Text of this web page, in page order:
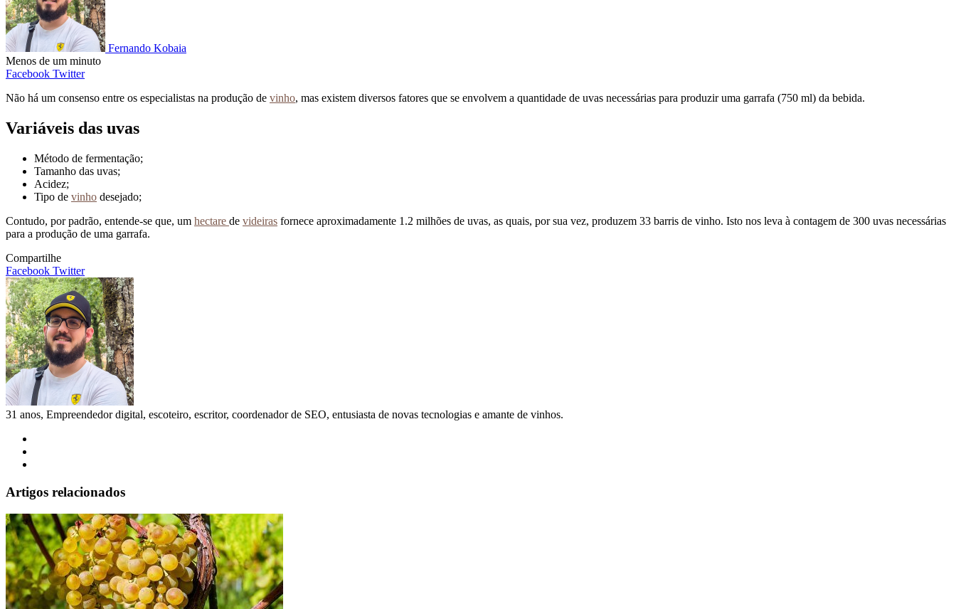
Fernando Kobaia
Menos de um minuto
Facebook TwitterPinterest
WhatsApp
Compartilhe
email
Não há um consenso entre os especialistas na produção de vinho, mas existem diversos fatores que se envolvem a quantidade de uvas necessárias para produzir uma garrafa (750 ml) da bebida.
Variáveis das uvas
Método de fermentação;
Tamanho das uvas;
Acidez;
Tipo de vinho desejado;
Contudo, por padrão, entende-se que, um hectare de videiras fornece aproximadamente 1.2 milhões de uvas, as quais, por sua vez, produzem 33 barris de vinho. Isto nos leva à contagem de 300 uvas necessárias
para a produção de uma garrafa.
Compartilhe
Facebook TwitterPinterest
WhatsApp
Compartilhe
por
email
31 anos, Empreendedor digital, escoteiro, escritor, coordenador de SEO, entusiasta de novas tecnologias e amante de vinhos.
Artigos relacionados